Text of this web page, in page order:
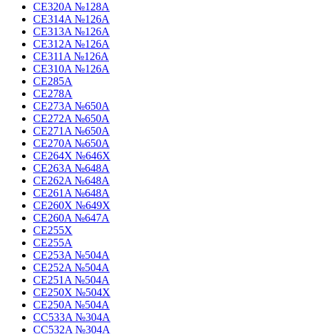
CE320A №128A
CE314A №126A
CE313A №126A
CE312A №126A
CE311A №126A
CE310A №126A
CE285A
CE278A
CE273A №650A
CE272A №650A
CE271A №650A
CE270A №650A
CE264X №646X
CE263A №648A
CE262A №648A
CE261A №648A
CE260X №649X
CE260A №647A
CE255X
CE255A
CE253A №504A
CE252A №504A
CE251A №504A
CE250X №504X
CE250A №504A
CC533A №304A
CC532A №304A